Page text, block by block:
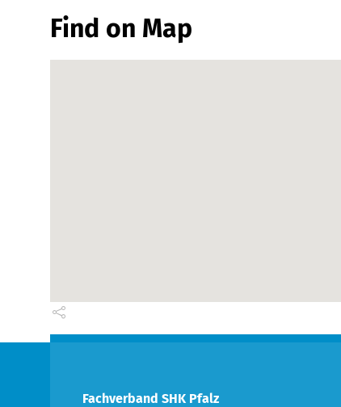
Find on Map
Fachverband SHK Pfalz